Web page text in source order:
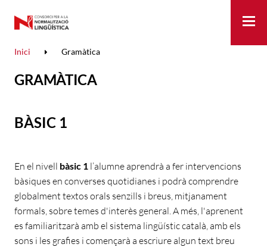
Inici Gramàtica
GRAMÀTICA
BÀSIC 1
En el nivell bàsic 1 l’alumne aprendrà a fer intervencions
bàsiques en converses quotidianes i podrà comprendre
globalment textos orals senzills i breus, mitjanament
formals, sobre temes d'interès general. A més, l'aprenent
es familiaritzarà amb el sistema lingüístic català, amb els
sons i les grafies i començarà a escriure algun text breu